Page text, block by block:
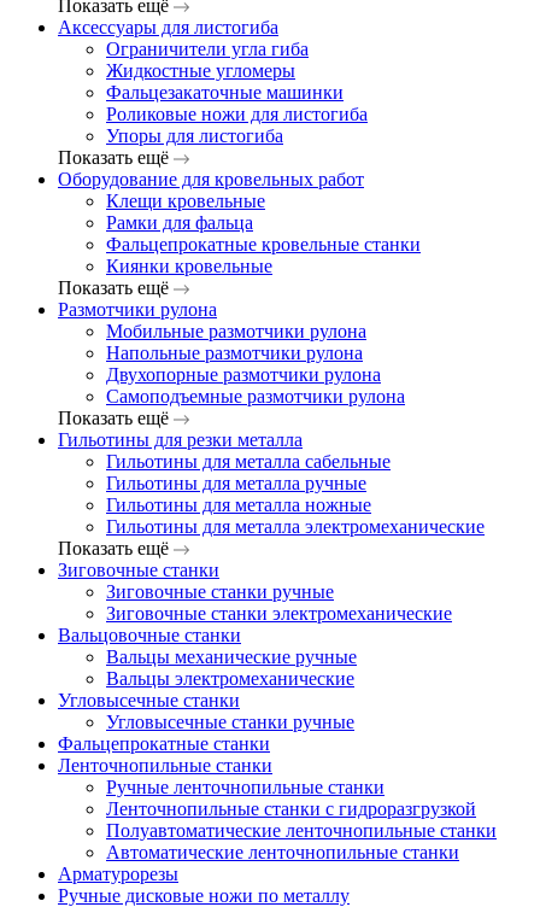
Показать ещё
Аксессуары для листогиба
Ограничители угла гиба
Жидкостные угломеры
Фальцезакаточные машинки
Роликовые ножи для листогиба
Упоры для листогиба
Показать ещё
Оборудование для кровельных работ
Клещи кровельные
Рамки для фальца
Фальцепрокатные кровельные станки
Киянки кровельные
Показать ещё
Размотчики рулона
Мобильные размотчики рулона
Напольные размотчики рулона
Двухопорные размотчики рулона
Самоподъемные размотчики рулона
Показать ещё
Гильотины для резки металла
Гильотины для металла сабельные
Гильотины для металла ручные
Гильотины для металла ножные
Гильотины для металла электромеханические
Показать ещё
Зиговочные станки
Зиговочные станки ручные
Зиговочные станки электромеханические
Вальцовочные станки
Вальцы механические ручные
Вальцы электромеханические
Угловысечные станки
Угловысечные станки ручные
Фальцепрокатные станки
Ленточнопильные станки
Ручные ленточнопильные станки
Ленточнопильные станки с гидроразгрузкой
Полуавтоматические ленточнопильные станки
Автоматические ленточнопильные станки
Арматурорезы
Ручные дисковые ножи по металлу